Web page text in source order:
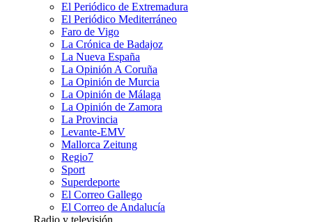
El Periódico de Extremadura
El Periódico Mediterráneo
Faro de Vigo
La Crónica de Badajoz
La Nueva España
La Opinión A Coruña
La Opinión de Murcia
La Opinión de Málaga
La Opinión de Zamora
La Provincia
Levante-EMV
Mallorca Zeitung
Regio7
Sport
Superdeporte
El Correo Gallego
El Correo de Andalucía